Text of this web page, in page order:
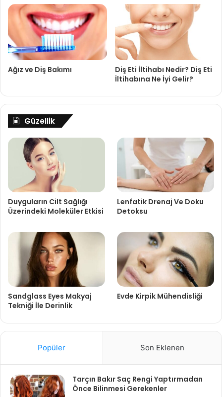
Ağız ve Diş Bakımı
Diş Eti İltihabı Nedir? Diş Eti
İltihabına Ne İyi Gelir?
Güzellik
Duyguların Cilt Sağlığı
Üzerindeki Moleküler Etkisi
Lenfatik Drenaj Ve Doku
Detoksu
Sandglass Eyes Makyaj
Tekniği İle Derinlik
Evde Kirpik Mühendisliği
Popüler Son Eklenen
Tarçın Bakır Saç Rengi Yaptırmadan
Önce Bilinmesi Gerekenler